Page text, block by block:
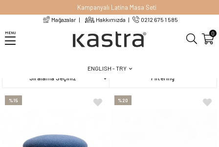
MENU
Kampanyalı Latina Masa Seti
Mağazalar Hakkımızda 0212 675 1 585
ENGLISH - TRY
0
Filtering
Sort
%15 %20